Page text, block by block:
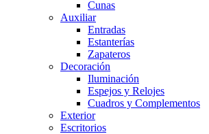
Cunas
Auxiliar
Entradas
Estanterías
Zapateros
Decoración
Iluminación
Espejos y Relojes
Cuadros y Complementos
Exterior
Escritorios